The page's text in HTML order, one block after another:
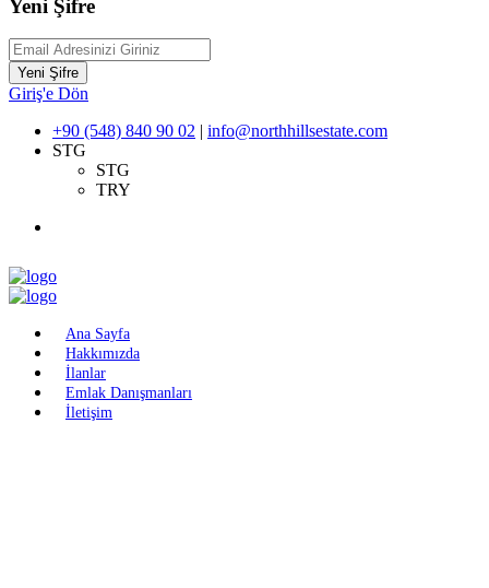
Yeni Şifre
Yeni Şifre
Giriş'e Dön
+90 (548) 840 90 02 | info@northhillsestate.com
STG
STG
TRY
Ana Sayfa
Hakkımızda
İlanlar
Emlak Danışmanları
İletişim